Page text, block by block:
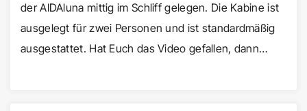
der AIDAluna mittig im Schliff gelegen. Die Kabine ist
ausgelegt für zwei Personen und ist standardmäßig
ausgestattet. Hat Euch das Video gefallen, dann…